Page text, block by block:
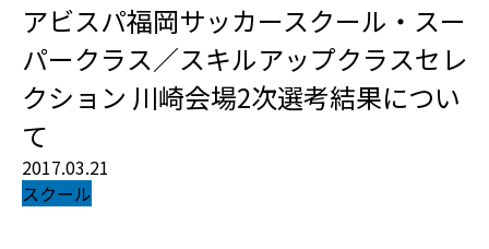
アビスパ福岡サッカースクール・スー
パークラス／スキルアップクラスセレ
クション 川崎会場2次選考結果につい
て
2017.03.21
スクール